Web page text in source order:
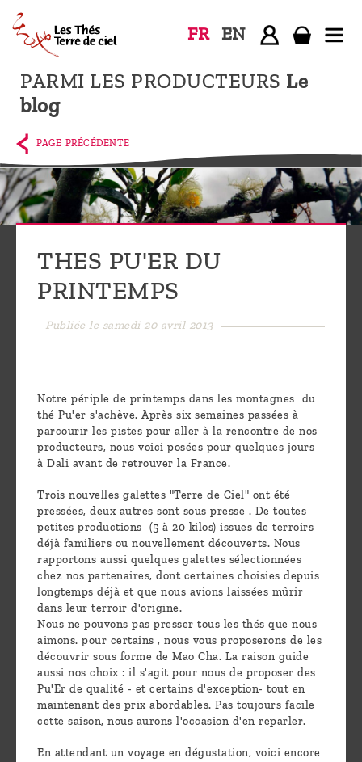
PARMI LES PRODUCTEURS Le
blog
FR EN
Accueil
La
boutique
Terre de
Ciel
Parmi les
le blog
sommes-
le thé
Pu'Erh
Comment
infuser
votre thé
Contactez-
nous !
PAGE PRÉCÉDENTE
THES PU'ER DU
PRINTEMPS
Publiée le samedi 20 avril 2013
Notre périple de printemps dans les montagnes du
thé Pu'er s'achève. Après six semaines passées à
parcourir les pistes pour aller à la rencontre de nos
producteurs, nous voici posées pour quelques jours
à Dali avant de retrouver la France.
Trois nouvelles galettes "Terre de Ciel" ont été
pressées, deux autres sont sous presse . De toutes
petites productions (5 à 20 kilos) issues de terroirs
déjà familiers ou nouvellement découverts. Nous
rapportons aussi quelques galettes sélectionnées
chez nos partenaires, dont certaines choisies depuis
longtemps déjà et que nous avions laissées mûrir
dans leur terroir d'origine.
Nous ne pouvons pas presser tous les thés que nous
aimons. pour certains , nous vous proposerons de les
découvrir sous forme de Mao Cha. La raison guide
aussi nos choix : il s'agit pour nous de proposer des
Pu'Er de qualité - et certains d'exception- tout en
maintenant des prix abordables. Pas toujours facile
cette saison, nous aurons l'occasion d'en reparler.
En attendant un voyage en dégustation, voici encore